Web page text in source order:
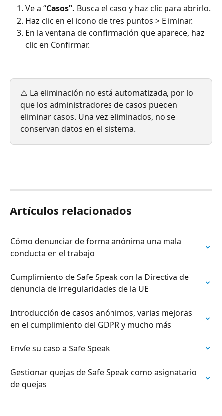
Ve a “Casos”. Busca el caso y haz clic para abrirlo.
Haz clic en el icono de tres puntos > Eliminar.
En la ventana de confirmación que aparece, haz
clic en Confirmar.
⚠️ La eliminación no está automatizada, por lo
que los administradores de casos pueden
eliminar casos. Una vez eliminados, no se
conservan datos en el sistema.
Artículos relacionados
Сómo denunciar de forma anónima una mala
conducta en el trabajo
Cumplimiento de Safe Speak con la Directiva de
denuncia de irregularidades de la UE
Introducción de casos anónimos, varias mejoras
en el cumplimiento del GDPR y mucho más
Envíe su caso a Safe Speak
Gestionar quejas de Safe Speak como asignatario
de quejas